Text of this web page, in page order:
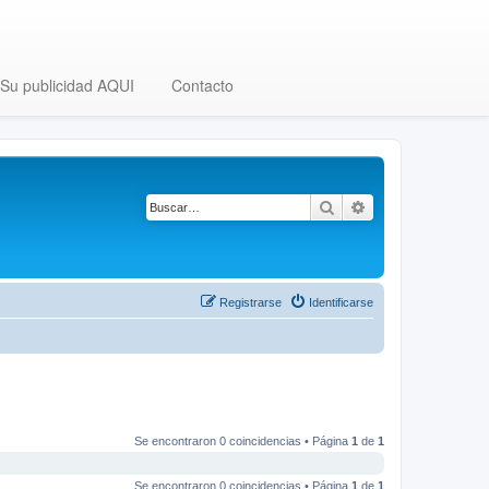
publicidad AQUI Contacto
Buscar
Identificarse
Registrarse
Se encontraron 0 coincidencias • Página 1 de 1
Se encontraron 0 coincidencias • Página 1 de 1